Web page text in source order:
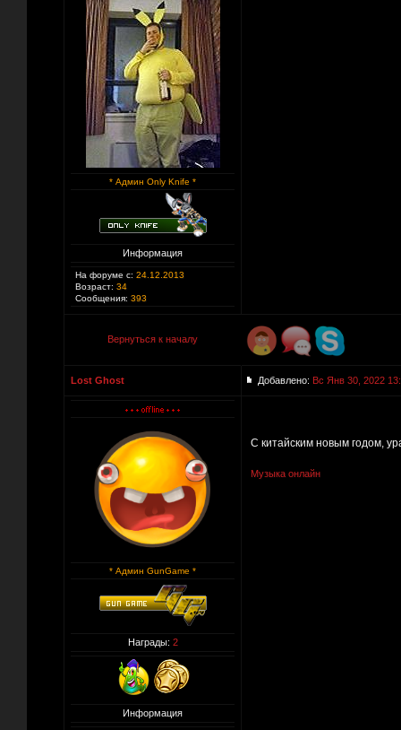
* Админ Only Knife *
Информация
На форуме с: 24.12.2013
Возраст: 34
Сообщения: 393
Вернуться к началу
Lost Ghost Добавлено: Вс Янв 30, 2022
* Админ GunGame *
Награды: 2
Информация
С китайским новым годом,
Музыка онлайн